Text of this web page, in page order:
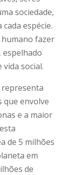
sociedade,
espécie.
fazer
espelhado
social.
representa
que envolve
e a maior
de 5 milhões
em
de